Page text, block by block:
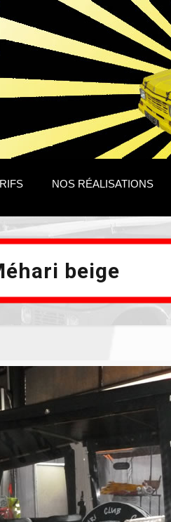
NOS RÉALISATIONS
beige